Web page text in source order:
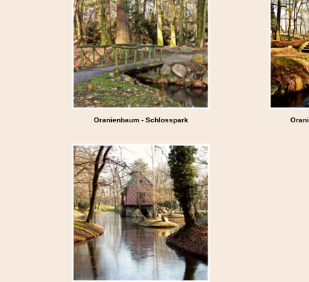
Oranienbaum - Schlosspark